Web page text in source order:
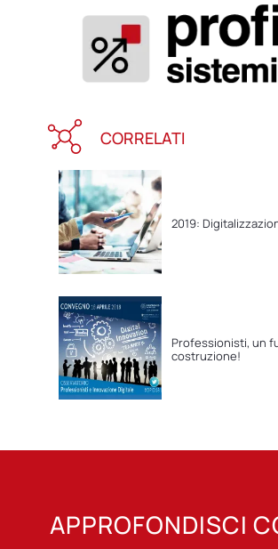
CORRELATI
2019:
Professionisti, un
costruzione!
APPROFONDISCI